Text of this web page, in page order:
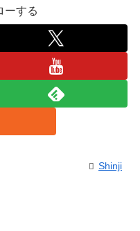
ーする
Shinji